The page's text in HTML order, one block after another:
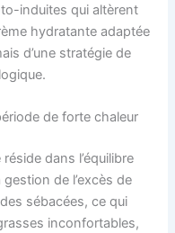
induites qui altèrent
hydratante adaptée
d’une stratégie de
de forte chaleur
dans l’équilibre
de l’excès de
sébacées, ce qui
inconfortables,